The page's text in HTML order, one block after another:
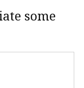
some